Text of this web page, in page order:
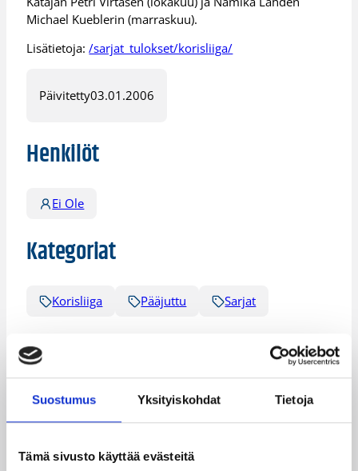
Suostumus Yksityiskohdat Tietoja
Tämä sivusto käyttää evästeitä
Michael Kueblerin (marraskuu).
Lisätietoja:/sarjat_tulokset/korisliiga/
Päivitetty03.01.2006
Henkilöt
Ei Ole
Kategoriat
Korisliiga Pääjuttu Sarjat
Katso myös